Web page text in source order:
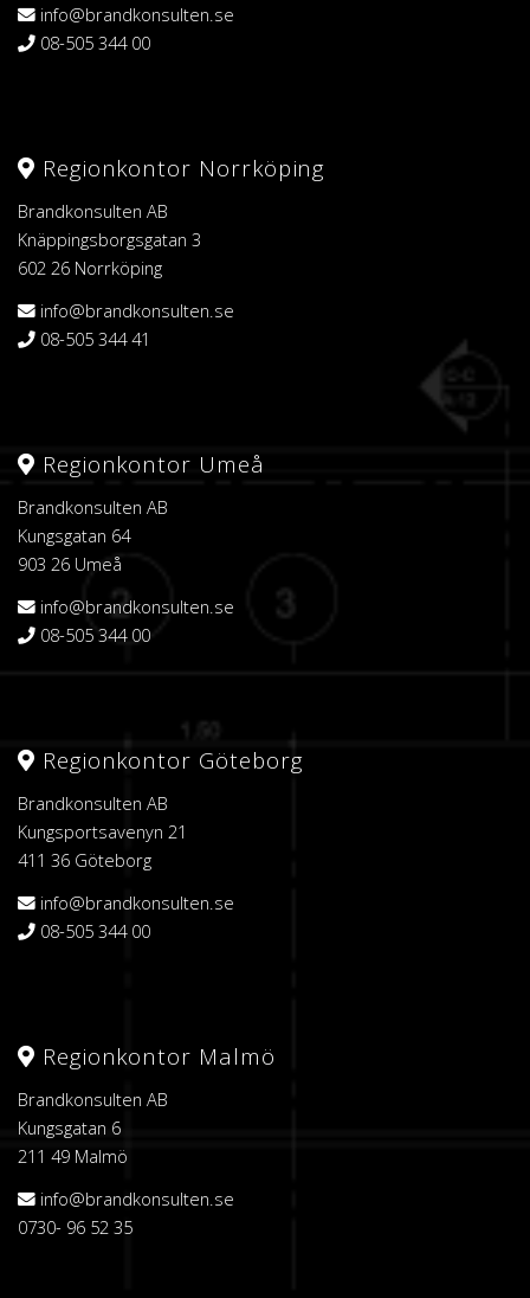
info@brandkonsulten.se
08-505 344 00
Regionkontor Norrköping
Brandkonsulten AB
Knäppingsborgsgatan 3
602 26 Norrköping
info@brandkonsulten.se
08-505 344 41
Regionkontor Umeå
Brandkonsulten AB
Kungsgatan 64
903 26 Umeå
info@brandkonsulten.se
08-505 344 00
Regionkontor Göteborg
Brandkonsulten AB
Kungsportsavenyn 21
411 36 Göteborg
info@brandkonsulten.se
08-505 344 00
Regionkontor Malmö
Brandkonsulten AB
Kungsgatan 6
211 49 Malmö
info@brandkonsulten.se
0730- 96 52 35